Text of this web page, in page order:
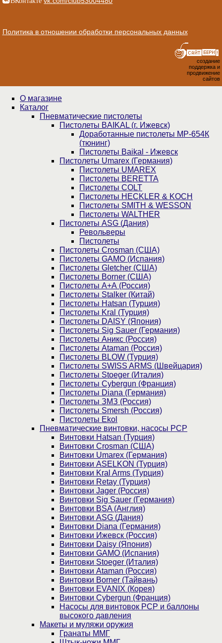
Политика в отношении обработки персональных данных
создание
поддержка и
продвижение
сайтов
О магазине
Каталог
Пнев­ма­ти­чес­кие пистолеты
Пистолеты BAIKAL (г. Ижевск)
Доработанные пистолеты МР-654К
(тюнинг)
Пистолеты Baikal - Ижевск
Пистолеты Umarex (Германия)
Пистолеты UMAREX
Пистолеты BERETTA
Пистолеты COLT
Пистолеты HECKLER & KOCH
Пистолеты SMITH & WESSON
Пистолеты WALTHER
Пистолеты ASG (Дания)
Револьверы
Пистолеты
Пистолеты Crosman (США)
Пистолеты GAMO (Испания)
Пистолеты Gletcher (США)
Пистолеты Borner (США)
Пистолеты А+А (Россия)
Пистолеты Stalker (Китай)
Пистолеты Hatsan (Турция)
Пистолеты Kral (Турция)
Пистолеты DAISY (Япония)
Пистолеты Sig Sauer (Германия)
Пистолеты Аникс (Россия)
Пистолеты Ataman (Россия)
Пистолеты BLOW (Турция)
Пистолеты SWISS ARMS (Швейцария)
Пистолеты Stoeger (Италия)
Пистолеты Cybergun (Франция)
Пистолеты Diana (Германия)
Пистолеты ЗМЗ (Россия)
Пистолеты Smersh (Россия)
Пистолеты Ekol
Пневматические винтовки, насосы PCP
Винтовки Hatsan (Турция)
Винтовки Crosman (США)
Винтовки Umarex (Германия)
Винтовки ASELKON (Турция)
Винтовки Kral Arms (Турция)
Винтовки Retay (Турция)
Винтовки Jager (Россия)
Винтовки Sig Sauer (Германия)
Винтовки BSA (Англия)
Винтовки ASG (Дания)
Винтовки Diana (Германия)
Винтовки Ижевск (Россия)
Винтовки Daisy (Япония)
Винтовки GAMO (Испания)
Винтовки Stoeger (Италия)
Винтовки Ataman (Россия)
Винтовки Borner (Тайвань)
Винтовки EVANIX (Корея)
Винтовки Cybergun (Франция)
Насосы для винтовок PCP и баллоны
высокого давления
Макеты и муляжи оружия
Гранаты ММГ